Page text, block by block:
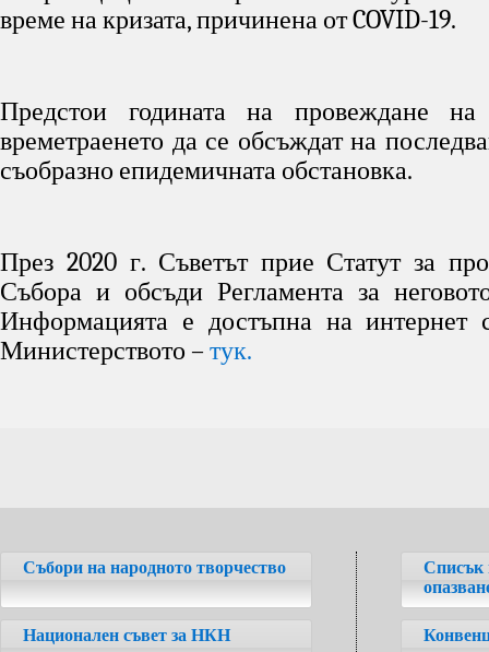
време на кризата, причинена от COVID-19.
Предстои годината на провеждане
времетраенето да се обсъждат на
съобразно епидемичната обстановка.
През 2020 г. Съветът прие Статут за
Събора и обсъди Регламента за
Информацията е достъпна на интернет
Министерството – тук.
Събори на народното творчество
Национален съвет за НКН
Списък